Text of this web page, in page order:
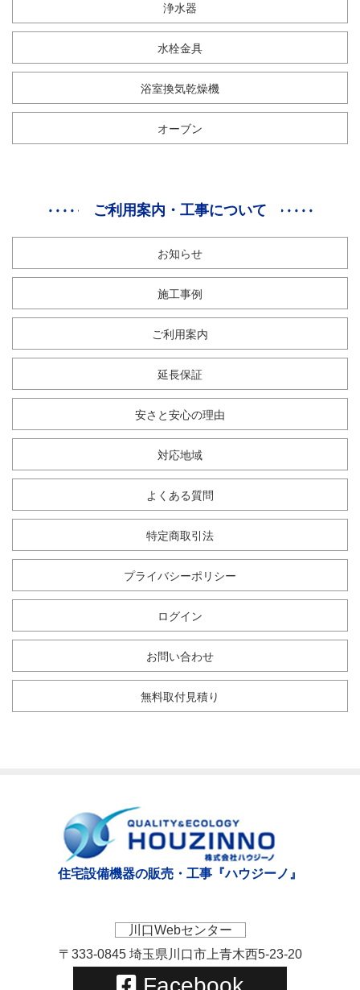
浄水器
水栓金具
浴室換気乾燥機
オーブン
ご利用案内・工事について
お知らせ
施工事例
ご利用案内
延長保証
安さと安心の理由
対応地域
よくある質問
特定商取引法
プライバシーポリシー
ログイン
お問い合わせ
無料取付見積り
住宅設備機器の販売・工事『ハウジーノ』
川口Webセンター
〒333-0845 埼玉県川口市上青木西5-23-20